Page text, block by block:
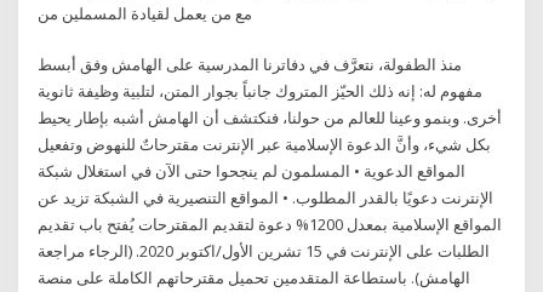
مع من يعمل لقيادة المسملين من
منذ الطفولة، نتعرَّف في دفاترنا المدرسية على الهامش وفق أبسط
مفهوم له: إنه ذلك الحيّز المتروك جانباً بجوار المتن، لتلبية وظيفة ثانوية
أخرى. وبنمو وعينا للعالم من حولنا، فنكتشف أن الهامش أشبه بإطار يحيط
بكل شيء، وأنَّ الدعوة الإسلامية عبر الإنترنت مقترحاتٌ للنهوض وتفعيل
المواقع الدعوية • المسلمون لم ينجحوا حتى الآن في استغلال شبكة
الإنترنت دعويًا بالقدر المطلوب. • المواقع التنصيرية في الشبكة تزيد عن
المواقع الإسلامية بمعدل 1200% دعوة لتقديم المقترحات يُفتح باب تقديم
الطلبات على الإنترنت في 15 تشرين الأول/اكتوبر 2020. (الرجاء مراجعة
الهامش). باستطاعة المتقدمين تحميل مقترحاتهم الكاملة على منصة